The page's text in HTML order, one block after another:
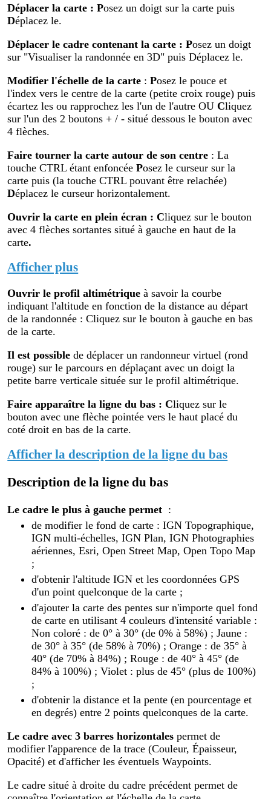
Déplacer la carte : Posez un doigt sur la carte puis
Déplacez le.
Déplacer le cadre contenant la carte :Posez un doigt
sur "Visualiser la randonnée en 3D" puis Déplacez le.
Modifier l'échelle de la carte :Posez le pouce et
l'index vers le centre de la carte (petite croix rouge) puis
écartez les ou rapprochez les l'un de l'autre OUCliquez
sur l'un des 2 boutons + / - situé dessous le bouton avec
4 flèches.
Faire tourner la carte autour de son centre : La
touche CTRL étant enfoncéePosez le curseur sur la
carte puis (la touche CTRL pouvant être relachée)
Déplacez le curseur horizontalement.
Ouvrir la carte en plein écran :Cliquez sur le bouton
avec 4 flèches sortantes situé à gauche en haut de la
carte.
Afficher plus
Ouvrir le profil altimétrique à savoir la courbe
indiquant l'altitude en fonction de la distance au départ
de la randonnée : Cliquez sur le bouton à gauche en bas
de la carte.
Il est possible de déplacer un randonneur virtuel (rond
rouge) sur le parcours en déplaçant avec un doigt la
petite barre verticale située sur le profil altimétrique.
Faire apparaître la ligne du bas : Cliquez sur le
bouton avec une flèche pointée vers le haut placé du
coté droit en bas de la carte.
Afficher la description de la ligne du bas
Description de la ligne du bas
Le cadre le plus à gauche permet :
de modifier le fond de carte : IGN Topographique,
IGN multi-échelles, IGN Plan, IGN Photographies
aériennes, Esri, Open Street Map, Open Topo Map
;
d'obtenir l'altitude IGN et les coordonnées GPS
d'un point quelconque de la carte ;
d'ajouter la carte des pentes sur n'importe quel fond
de carte en utilisant 4 couleurs d'intensité variable :
Non coloré : de 0° à 30° (de 0% à 58%) ; Jaune :
de 30° à 35° (de 58% à 70%) ; Orange : de 35° à
40° (de 70% à 84%) ; Rouge : de 40° à 45° (de
84% à 100%) ; Violet : plus de 45° (plus de 100%)
;
d'obtenir la distance et la pente (en pourcentage et
en degrés) entre 2 points quelconques de la carte.
Le cadre avec 3 barres horizontales permet de
modifier l'apparence de la trace (Couleur, Épaisseur,
Opacité) et d'afficher les éventuels Waypoints.
Le cadre situé à droite du cadre précédent permet de